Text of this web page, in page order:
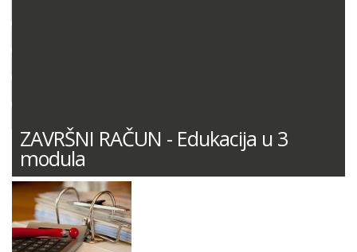
ZAVRŠNI RAČUN - Edukacija u 3
modula